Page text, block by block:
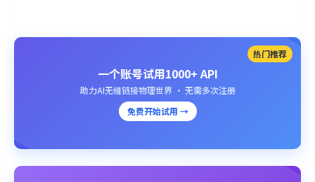
热门推荐
一个账号试用1000+ API
助力AI无缝链接物理世界 · 无需多次注册
免费开始试用 →